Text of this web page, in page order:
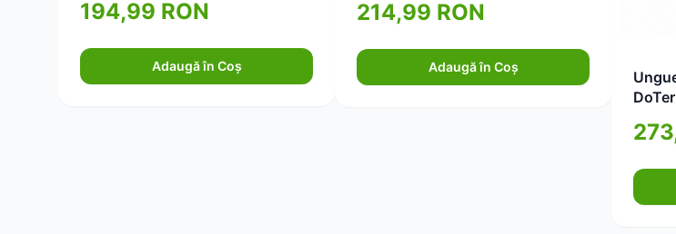
194,99 RON
Adaugă în Coș
214,99 RON
Adaugă în Coș